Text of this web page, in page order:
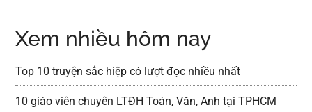
Xem nhiều hôm nay
Top 10 truyện sắc hiệp có lượt đọc nhiều nhất
10 giáo viên chuyên LTĐH Toán, Văn, Anh tại TPHCM